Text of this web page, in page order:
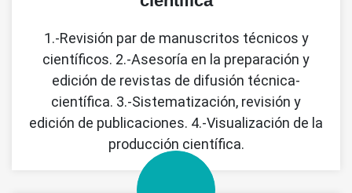
1.-Revisión par de manuscritos técnicos y
científicos. 2.-Asesoría en la preparación y
edición de revistas de difusión técnica-
científica. 3.-Sistematización, revisión y
edición de publicaciones. 4.-Visualización de la
producción científica.